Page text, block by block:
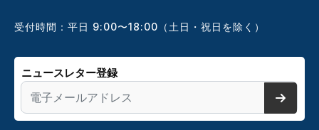
受付時間：平日 9:00〜18:00（土日・祝日を除く）
ニュースレター登録